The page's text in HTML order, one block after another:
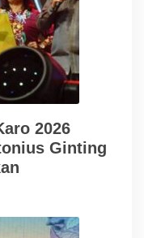
2026
Ginting